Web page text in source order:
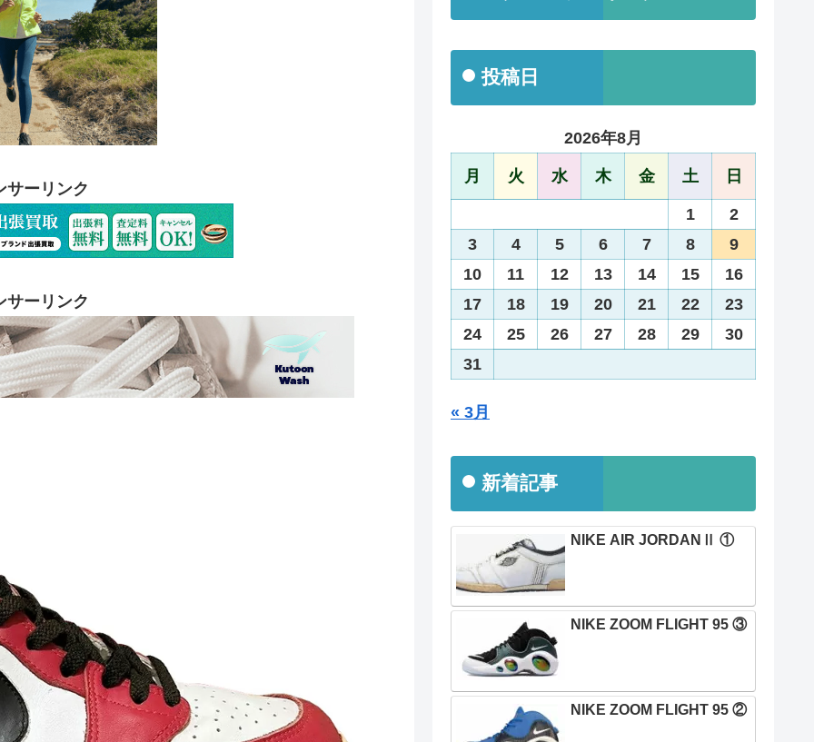
サーリンク
サーリンク
投稿日
2026年8月
月 火 水 木 金 土 日
1
2
3
4 5 6 7 8
9
10
11 12 13 14 15
16
17
18 19 20 21 22
23
24
25 26 27 28 29
30
31
« 3月
新着記事
NIKE AIR JORDANⅡ ①
NIKE ZOOM FLIGHT 95 ③
NIKE ZOOM FLIGHT 95 ②